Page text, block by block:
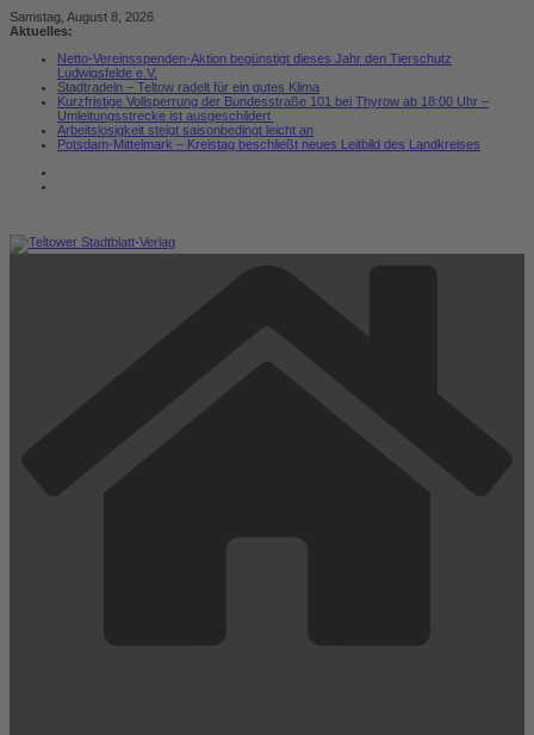
Zum
Inhalt
Samstag, August 8, 2026
Aktuelles:
Netto-Vereinsspenden-Aktion begünstigt dieses Jahr den Tierschutz
Ludwigsfelde e.V.
Stadtradeln – Teltow radelt für ein gutes Klima
Kurzfristige Vollsperrung der Bundesstraße 101 bei Thyrow ab 18:00 Uhr –
Umleitungsstrecke ist ausgeschildert
Arbeitslosigkeit steigt saisonbedingt leicht an
Potsdam-Mittelmark – Kreistag beschließt neues Leitbild des Landkreises